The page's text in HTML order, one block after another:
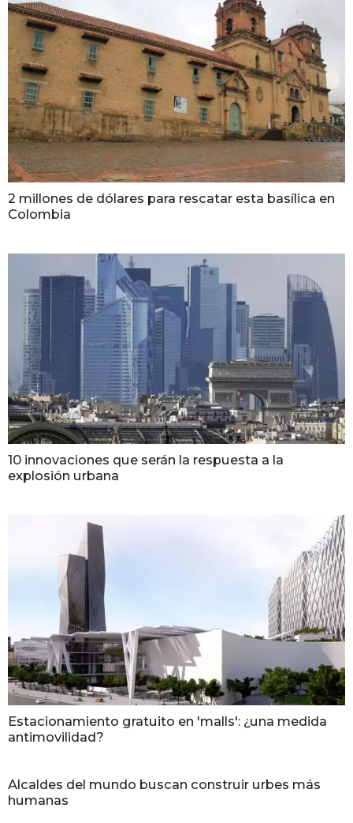
2 millones de dólares para rescatar esta basílica en
Colombia
10 innovaciones que serán la respuesta a la
explosión urbana
Estacionamiento gratuito en 'malls': ¿una medida
antimovilidad?
Alcaldes del mundo buscan construir urbes más
humanas